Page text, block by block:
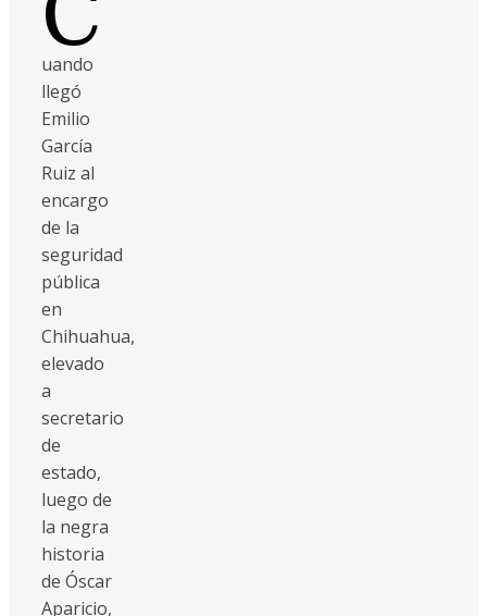
uando
llegó
Emilio
García
Ruiz al
encargo
de la
seguridad
pública
en
Chihuahua,
elevado
a
secretario
de
estado,
luego de
la negra
historia
de Óscar
Aparicio,